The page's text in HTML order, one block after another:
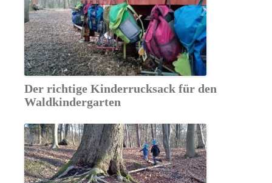
Der richtige Kinderrucksack für den
Waldkindergarten